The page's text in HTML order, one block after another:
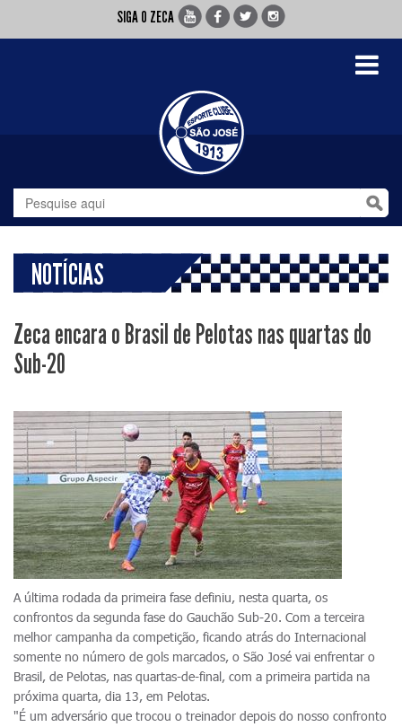
SIGA O ZECA
Toggle
NOTÍCIAS
Zeca encara o Brasil de Pelotas nas quartas do
Sub-20
A última rodada da primeira fase definiu, nesta quarta, os
confrontos da segunda fase do Gauchão Sub-20. Com a terceira
melhor campanha da competição, ficando atrás do Internacional
somente no número de gols marcados, o São José vai enfrentar o
Brasil, de Pelotas, nas quartas-de-final, com a primeira partida na
próxima quarta, dia 13, em Pelotas.
"É um adversário que trocou o treinador depois do nosso confronto